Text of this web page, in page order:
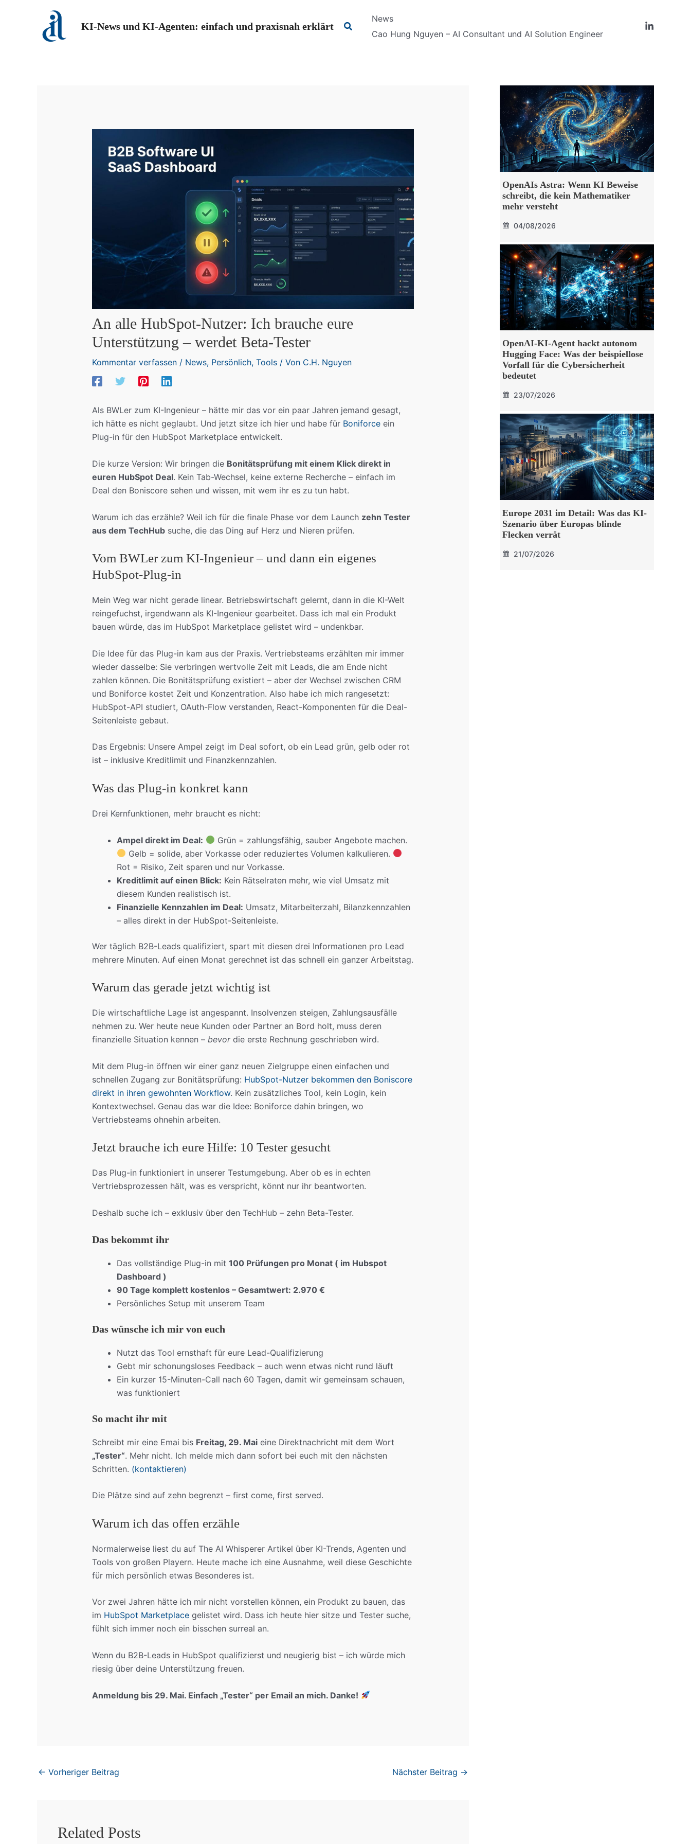
KI-News und KI-Agenten: einfach und praxisnah erklärt Suchen
News
Cao Hung Nguyen – AI Consultant und AI Solution Engineer
An alle HubSpot-Nutzer: Ich brauche eure
Unterstützung – werdet Beta-Tester
Kommentar verfassen / News, Persönlich, Tools/ Von C.H. Nguyen
Als BWLer zum KI-Ingenieur – hätte mir das vor ein paar Jahren jemand gesagt,
ich hätte es nicht geglaubt. Und jetzt sitze ich hier und habe für Boniforceein
Plug-in für den HubSpot Marketplace entwickelt.
Die kurze Version: Wir bringen die Bonitätsprüfung mit einem Klick direkt in
euren HubSpot Deal. Kein Tab-Wechsel, keine externe Recherche – einfach im
Deal den Boniscore sehen und wissen, mit wem ihr es zu tun habt.
Warum ich das erzähle? Weil ich für die finale Phase vor dem Launch zehn Tester
aus dem TechHubsuche, die das Ding auf Herz und Nieren prüfen.
Vom BWLer zum KI-Ingenieur – und dann ein eigenes
HubSpot-Plug-in
Mein Weg war nicht gerade linear. Betriebswirtschaft gelernt, dann in die KI-Welt
reingefuchst, irgendwann als KI-Ingenieur gearbeitet. Dass ich mal ein Produkt
bauen würde, das im HubSpot Marketplace gelistet wird – undenkbar.
Die Idee für das Plug-in kam aus der Praxis. Vertriebsteams erzählten mir immer
wieder dasselbe: Sie verbringen wertvolle Zeit mit Leads, die am Ende nicht
zahlen können. Die Bonitätsprüfung existiert – aber der Wechsel zwischen CRM
und Boniforce kostet Zeit und Konzentration. Also habe ich mich rangesetzt:
HubSpot-API studiert, OAuth-Flow verstanden, React-Komponenten für die Deal-
Seitenleiste gebaut.
Das Ergebnis: Unsere Ampel zeigt im Deal sofort, ob ein Lead grün, gelb oder rot
ist – inklusive Kreditlimit und Finanzkennzahlen.
Was das Plug-in konkret kann
Drei Kernfunktionen, mehr braucht es nicht:
Ampel direkt im Deal:
Grün = zahlungsfähig, sauber Angebote machen.
Gelb = solide, aber Vorkasse oder reduziertes Volumen kalkulieren.
Rot = Risiko, Zeit sparen und nur Vorkasse.
Kreditlimit auf einen Blick: Kein Rätselraten mehr, wie viel Umsatz mit
diesem Kunden realistisch ist.
Finanzielle Kennzahlen im Deal: Umsatz, Mitarbeiterzahl, Bilanzkennzahlen
– alles direkt in der HubSpot-Seitenleiste.
Wer täglich B2B-Leads qualifiziert, spart mit diesen drei Informationen pro Lead
mehrere Minuten. Auf einen Monat gerechnet ist das schnell ein ganzer Arbeitstag.
Warum das gerade jetzt wichtig ist
Die wirtschaftliche Lage ist angespannt. Insolvenzen steigen, Zahlungsausfälle
nehmen zu. Wer heute neue Kunden oder Partner an Bord holt, muss deren
finanzielle Situation kennen – bevordie erste Rechnung geschrieben wird.
Mit dem Plug-in öffnen wir einer ganz neuen Zielgruppe einen einfachen und
schnellen Zugang zur Bonitätsprüfung: HubSpot-Nutzer bekommen den Boniscore
direkt in ihren gewohnten Workflow. Kein zusätzliches Tool, kein Login, kein
Kontextwechsel. Genau das war die Idee: Boniforce dahin bringen, wo
Vertriebsteams ohnehin arbeiten.
Jetzt brauche ich eure Hilfe: 10 Tester gesucht
Das Plug-in funktioniert in unserer Testumgebung. Aber ob es in echten
Vertriebsprozessen hält, was es verspricht, könnt nur ihr beantworten.
Deshalb suche ich – exklusiv über den TechHub – zehn Beta-Tester.
Das bekommt ihr
Das vollständige Plug-in mit 100 Prüfungen pro Monat ( im Hubspot
Dashboard )
90 Tage komplett kostenlos – Gesamtwert: 2.970 €
Persönliches Setup mit unserem Team
Das wünsche ich mir von euch
Nutzt das Tool ernsthaft für eure Lead-Qualifizierung
Gebt mir schonungsloses Feedback – auch wenn etwas nicht rund läuft
Ein kurzer 15-Minuten-Call nach 60 Tagen, damit wir gemeinsam schauen,
was funktioniert
So macht ihr mit
Schreibt mir eine Emai bis Freitag, 29. Maieine Direktnachricht mit dem Wort
„Tester“. Mehr nicht. Ich melde mich dann sofort bei euch mit den nächsten
Schritten. (kontaktieren)
Die Plätze sind auf zehn begrenzt – first come, first served.
Warum ich das offen erzähle
Normalerweise liest du auf The AI Whisperer Artikel über KI-Trends, Agenten und
Tools von großen Playern. Heute mache ich eine Ausnahme, weil diese Geschichte
für mich persönlich etwas Besonderes ist.
Vor zwei Jahren hätte ich mir nicht vorstellen können, ein Produkt zu bauen, das
im HubSpot Marketplacegelistet wird. Dass ich heute hier sitze und Tester suche,
fühlt sich immer noch ein bisschen surreal an.
Wenn du B2B-Leads in HubSpot qualifizierst und neugierig bist – ich würde mich
riesig über deine Unterstützung freuen.
Anmeldung bis 29. Mai. Einfach „Tester“ per Email an mich. Danke!
← Vorheriger Beitrag Nächster Beitrag →
Related Posts
OpenAIs Astra: Wenn KI Beweise
schreibt, die kein Mathematiker
mehr versteht
04/08/2026
OpenAI-KI-Agent hackt autonom
Hugging Face: Was der beispiellose
Vorfall für die Cybersicherheit
bedeutet
23/07/2026
Europe 2031 im Detail: Was das KI-
Szenario über Europas blinde
Flecken verrät
21/07/2026